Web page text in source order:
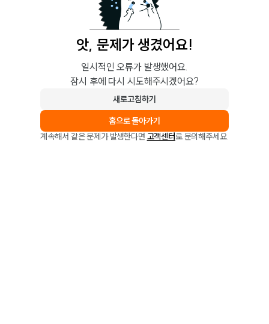
앗, 문제가 생겼어요!
일시적인 오류가 발생했어요.
잠시 후에 다시 시도해주시겠어요?
새로고침하기
홈으로 돌아가기
계속해서 같은 문제가 발생한다면 고객센터로 문의해주세요.